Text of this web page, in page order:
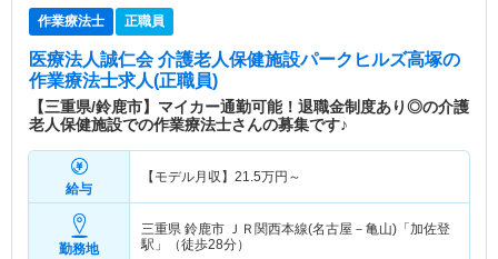
作業療法士 正職員
医療法人誠仁会 介護老人保健施設パークヒルズ高塚の
作業療法士求人(正職員)
【三重県/鈴鹿市】マイカー通勤可能！退職金制度あり◎の介護
老人保健施設での作業療法士さんの募集です♪
給与
【モデル月収】 21.5万円～
勤務地
三重県 鈴鹿市 ＪＲ関西本線(名古屋－亀山)「加佐登
駅」（徒歩28分）